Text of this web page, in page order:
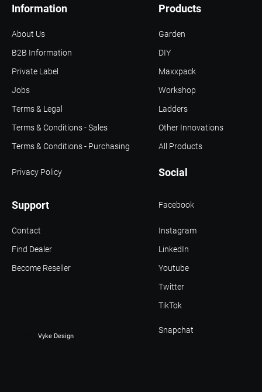
Support
Products
Social
About Us
Information
B2B Information
Terms & Legal
Terms & Conditions - Sales
Terms & Conditions - Purchasing
Privacy Policy
Jobs
Private Label
Garden
Contact
Find Dealer
Become Reseller
DIY
Maxxpack
Workshop
Ladders
All Products
Other Innovations
Facebook
Youtube
Twitter
TikTok
Snapchat
LinkedIn
Instagram
Vyke Design